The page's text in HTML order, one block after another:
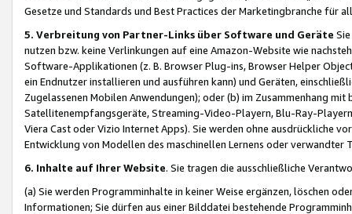
Gesetze und Standards und Best Practices der Marketingbranche für
5. Verbreitung von Partner-Links über Software und Geräte
nutzen bzw. keine Verlinkungen auf eine Amazon-Website wie
Software-Applikationen (z. B. Browser Plug-ins, Browser Helper
ein Endnutzer installieren und ausführen kann) und Geräten,
Zugelassenen Mobilen Anwendungen); oder (b) im Zusammenhang
Satellitenempfangsgeräte, Streaming-Video-Playern, Blu-Ray-
Viera Cast oder Vizio Internet Apps). Sie werden ohne ausdrückliche
Entwicklung von Modellen des maschinellen Lernens oder
6. Inhalte auf Ihrer Website. Sie tragen die ausschließliche
(a) Sie werden Programminhalte in keiner Weise ergänzen, löschen
Informationen; Sie dürfen aus einer Bilddatei bestehende